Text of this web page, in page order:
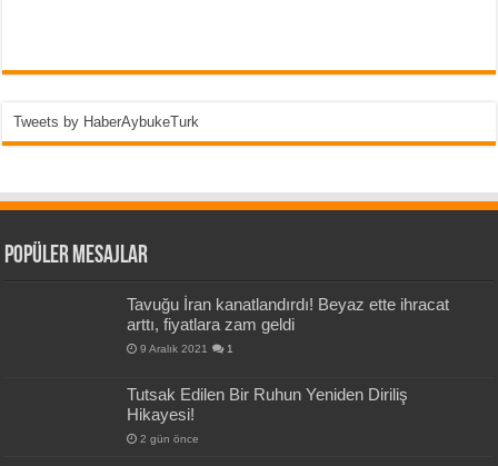
Tweets by HaberAybukeTurk
Popüler Mesajlar
Tavuğu İran kanatlandırdı! Beyaz ette ihracat
arttı, fiyatlara zam geldi
9 Aralık 2021 1
Tutsak Edilen Bir Ruhun Yeniden Diriliş
Hikayesi!
2 gün önce